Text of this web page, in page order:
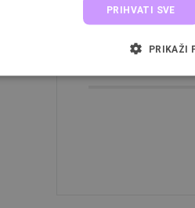
PRIHVATI SVE
PRIKAŽI